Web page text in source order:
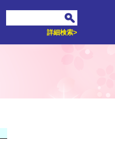
詳細検索>